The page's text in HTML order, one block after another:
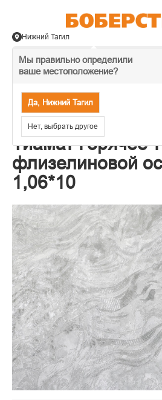
Мы правильно определили
ваше местоположение?
Да, Нижний Тагил
Нет, выбрать другое
Нижний Тагил
Е706601 Обои
Тиамат Горячее
флизелиновой
1,06*10